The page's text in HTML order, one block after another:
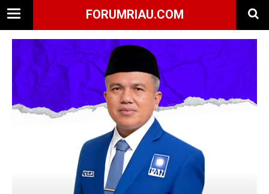
FORUMRIAU.COM